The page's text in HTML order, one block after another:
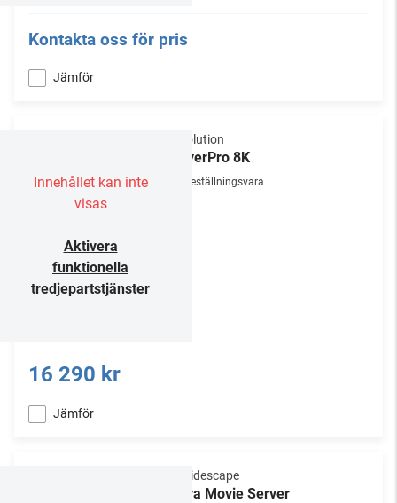
Kontakta oss för pris
Jämför
Innehållet kan inte
visas
Aktivera
funktionella
tredjepartstjänster
R_volution
PlayerPro 8K
Beställningsvara
16 290 kr
Jämför
Kaleidescape
Terra Movie Server